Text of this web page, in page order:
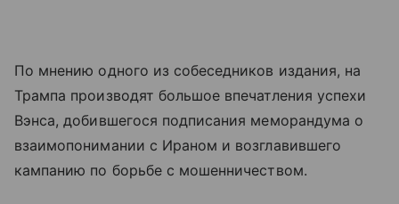
По мнению одного из собеседников издания, на
Трампа производят большое впечатления успехи
Вэнса, добившегося подписания меморандума о
взаимопонимании с Ираном и возглавившего
кампанию по борьбе с мошенничеством.